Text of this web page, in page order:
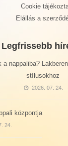
Cookie
Elállás a
Legfrissebb
a nappaliba?
stílusokhoz
2026. 07. 24.
központja
24.